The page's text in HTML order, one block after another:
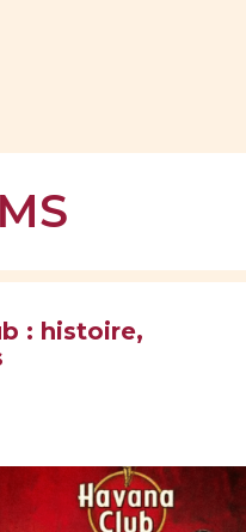
: histoire,